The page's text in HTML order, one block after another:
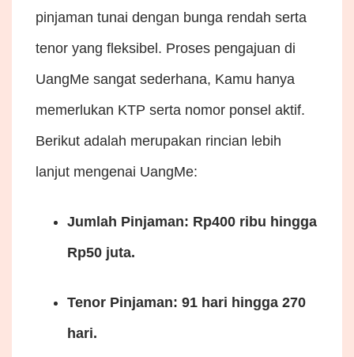
pinjaman tunai dengan bunga rendah serta
tenor yang fleksibel. Proses pengajuan di
UangMe sangat sederhana, Kamu hanya
memerlukan KTP serta nomor ponsel aktif.
Berikut adalah merupakan rincian lebih
lanjut mengenai UangMe:
Jumlah Pinjaman: Rp400 ribu hingga
Rp50 juta.
Tenor Pinjaman: 91 hari hingga 270
hari.